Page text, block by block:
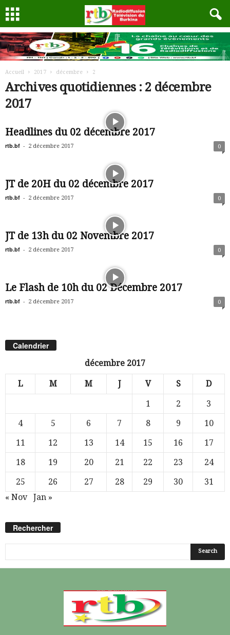
Accueil 2017 décembre 2
Archives quotidiennes : 2 décembre
2017
Headlines du 02 décembre 2017
rtb.bf - 2 décembre 2017 0
JT de 20H du 02 décembre 2017
rtb.bf - 2 décembre 2017 0
JT de 13h du 02 Novembre 2017
rtb.bf - 2 décembre 2017 0
Le Flash de 10h du 02 Décembre 2017
rtb.bf - 2 décembre 2017 0
Calendrier
décembre 2017
L M M J V S D
1 2
3
4
5 6 7 8 9
10
11
12 13 14 15 16
17
18
19 20 21 22 23
24
25
26 27 28 29 30
31
« Nov
Jan »
Rechercher